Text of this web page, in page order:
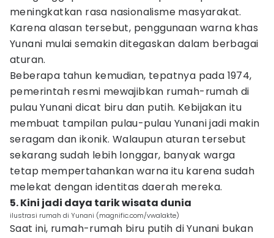
meningkatkan rasa nasionalisme masyarakat.
Karena alasan tersebut, penggunaan warna khas
Yunani mulai semakin ditegaskan dalam berbagai
aturan.
Beberapa tahun kemudian, tepatnya pada 1974,
pemerintah resmi mewajibkan rumah-rumah di
pulau Yunani dicat biru dan putih. Kebijakan itu
membuat tampilan pulau-pulau Yunani jadi makin
seragam dan ikonik. Walaupun aturan tersebut
sekarang sudah lebih longgar, banyak warga
tetap mempertahankan warna itu karena sudah
melekat dengan identitas daerah mereka.
5. Kini jadi daya tarik wisata dunia
ilustrasi rumah di Yunani (magnific.com/vwalakte)
Saat ini, rumah-rumah biru putih di Yunani bukan